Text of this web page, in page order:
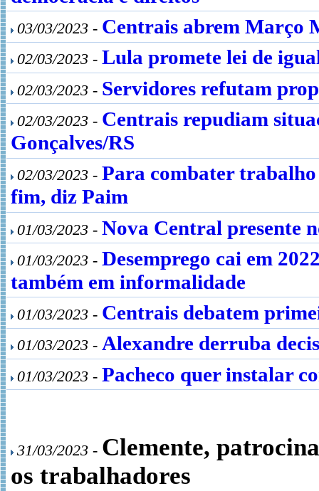
03/03/2023 - Centrais abrem Março
02/03/2023 - Lula promete lei de
02/03/2023 - Servidores refutam
02/03/2023 - Centrais repudiam
Gonçalves/RS
02/03/2023 - Para combater
fim, diz Paim
01/03/2023 - Nova Central presente
01/03/2023 - Desemprego cai em
também em informalidade
01/03/2023 - Centrais debatem
01/03/2023 - Alexandre derruba
01/03/2023 - Pacheco quer instalar
31/03/2023 - Clemente,
os trabalhadores